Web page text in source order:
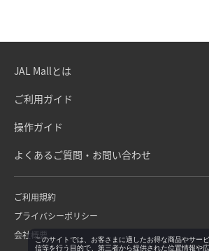
JAL Mallとは
ご利用ガイド
操作ガイド
よくあるご質問・お問い合わせ
ご利用規約
プライバシーポリシー
会社概要このサイトでは、お客さまに適したお得な商品やサー
信等を行う目的で、第三者から提供された位置情報や